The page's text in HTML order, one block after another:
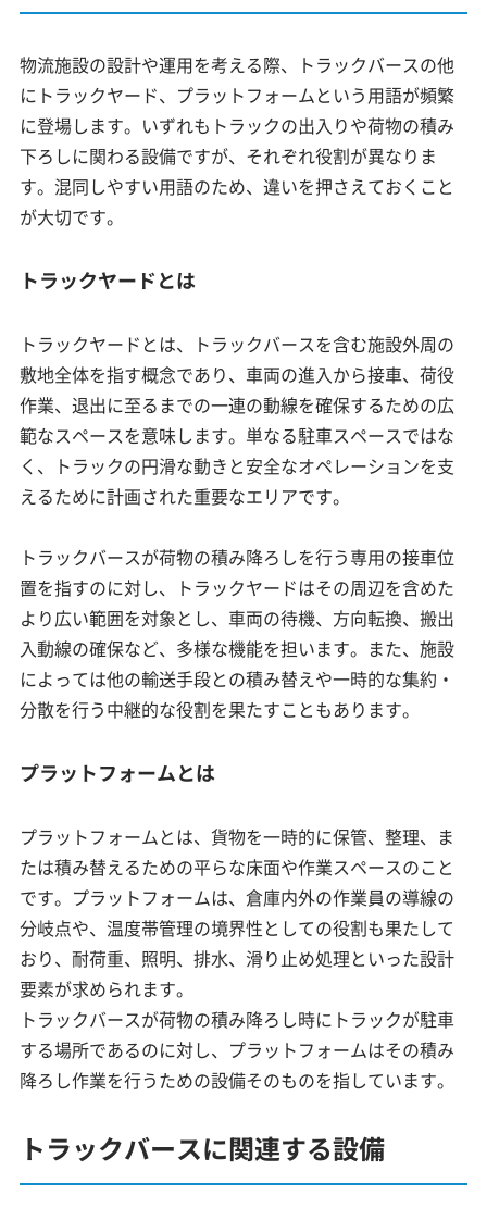
物流施設の設計や運用を考える際、トラックバースの他
にトラックヤード、プラットフォームという用語が頻繁
に登場します。いずれもトラックの出入りや荷物の積み
下ろしに関わる設備ですが、それぞれ役割が異なりま
す。混同しやすい用語のため、違いを押さえておくこと
が大切です。
トラックヤードとは
トラックヤードとは、トラックバースを含む施設外周の
敷地全体を指す概念であり、車両の進入から接車、荷役
作業、退出に至るまでの一連の動線を確保するための広
範なスペースを意味します。単なる駐車スペースではな
く、トラックの円滑な動きと安全なオペレーションを支
えるために計画された重要なエリアです。
トラックバースが荷物の積み降ろしを行う専用の接車位
置を指すのに対し、トラックヤードはその周辺を含めた
より広い範囲を対象とし、車両の待機、方向転換、搬出
入動線の確保など、多様な機能を担います。また、施設
によっては他の輸送手段との積み替えや一時的な集約・
分散を行う中継的な役割を果たすこともあります。
プラットフォームとは
プラットフォームとは、貨物を一時的に保管、整理、ま
たは積み替えるための平らな床面や作業スペースのこと
です。プラットフォームは、倉庫内外の作業員の導線の
分岐点や、温度帯管理の境界性としての役割も果たして
おり、耐荷重、照明、排水、滑り止め処理といった設計
要素が求められます。
トラックバースが荷物の積み降ろし時にトラックが駐車
する場所であるのに対し、プラットフォームはその積み
降ろし作業を行うための設備そのものを指しています。
トラックバースに関連する設備